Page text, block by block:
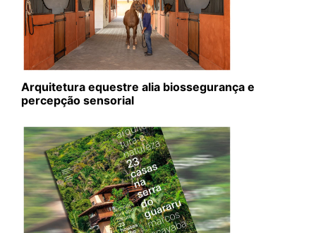
Arquitetura equestre alia biossegurança e
percepção sensorial